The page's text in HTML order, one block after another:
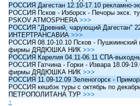
РОССИЯ Дагестан 12.10-17.10 рекламно-
РОССИЯ Псков - Изборск - Печоры экск.
PSKOV ATMOSPHERA >>>
РОССИЯ "Древний, чарующий Дагестан"
ИНТЕРТРАНСАВИА >>>
РОССИЯ 08.10-10.10 Псков - Пушкиинский
фирмы ДЯДЮШКА НИК >>>
РОССИЯ Карелия 04.11-06.11 СПА-
РОССИЯ Гатчина - Горки - Извара 18.09-
фирмы ДЯДЮШКА НИК >>>
РОССИЯ 11.09-12.09 Зеленогорск -
РОССИЯ кешбэк туры c октябрь по
ПЕТРОПОЛИТАНА ТУР >>>
↑